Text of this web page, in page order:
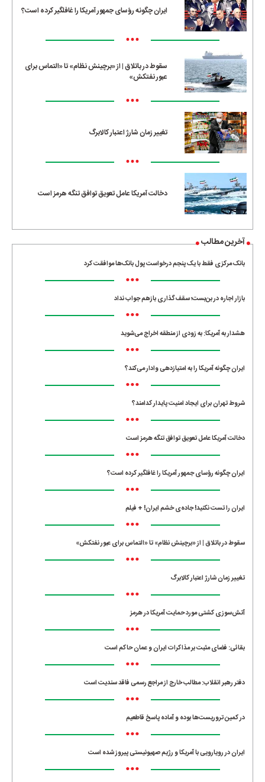
ایران چگونه رؤسای جمهور آمریکا را غافلگیر کرده است؟
•••
سقوط در باتلاق | از «برچینش نظام» تا «التماس برای
عبور نفتکش»
•••
تغییر زمان شارژ اعتبار کالابرگ
•••
دخالت آمریکا عامل تعویق توافق تنگه هرمز است
آخرین مطالب
بانک مرکزی فقط با یک‌ پنجم درخواست پول بانک‌ها موافقت کرد
•••
بازار اجاره در بن‌بست؛ سقف‌گذاری بازهم جواب نداد
•••
هشدار به آمریکا: به زودی از منطقه اخراج می‌شوید
•••
ایران چگونه آمریکا را به امتیازدهی وادار می‌کند؟
•••
شروط تهران برای ایجاد امنیت پایدار کدامند؟
•••
دخالت آمریکا عامل تعویق توافق تنگه هرمز است
•••
ایران چگونه رؤسای جمهور آمریکا را غافلگیر کرده است؟
•••
ایران را تست نکنید! جاده‌ی خشم ایران! + فیلم
•••
سقوط در باتلاق | از «برچینش نظام» تا «التماس برای عبور نفتکش»
•••
تغییر زمان شارژ اعتبار کالابرگ
•••
آتش‌سوزی کشتی مورد حمایت آمریکا در هرمز
•••
بقائی: فضای مثبت بر مذاکرات ایران و عمان حاکم است
•••
دفتر رهبر انقلاب: مطالب خارج از مراجع رسمی فاقد سندیت است
•••
در کمین تروریست‌ها بوده و آماده پاسخ قاطعیم
•••
ایران در رویارویی با آمریکا و رژیم صهیونیستی پیروز شده است
•••